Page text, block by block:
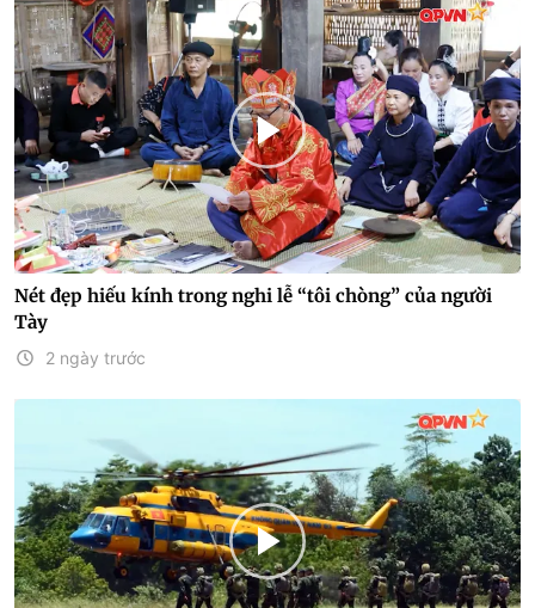
Nét đẹp hiếu kính trong nghi lễ “tôi chòng” của người
Tày
2 ngày trước